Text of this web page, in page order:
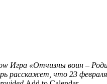
Игра «Отчизны воин –
расскажет, что 23